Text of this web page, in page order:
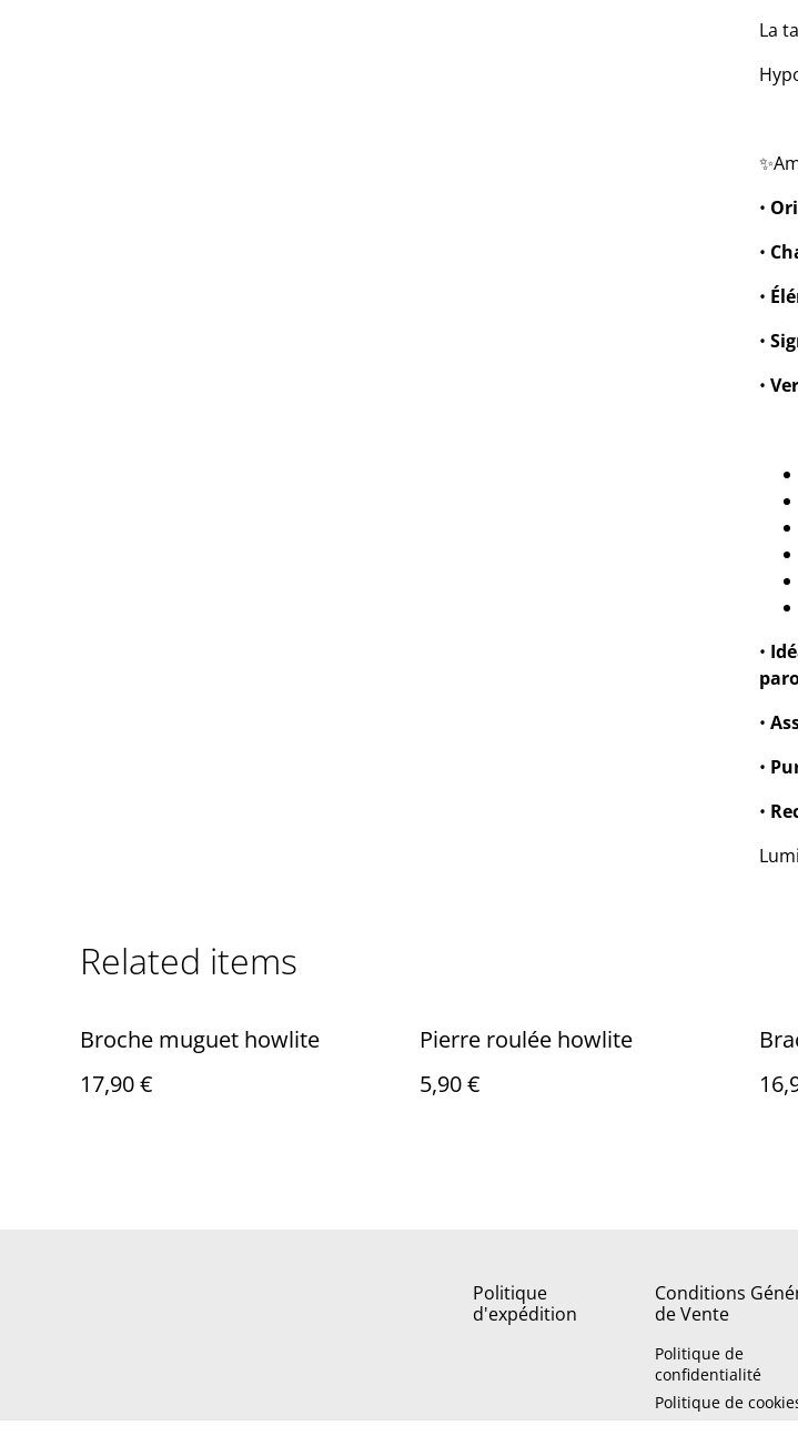
La
•
•
•
•
•
•
•
•
•
Related items
Broche muguet howlite
17,90 €
Pierre roulée howlite
5,90 €
Politique
d'expédition
Conditions
de Vente
Politique de
confidentialité
Politique de